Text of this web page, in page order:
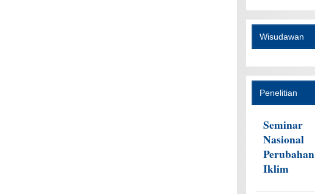
Wisudawan
Penelitian
Seminar
Nasional
Perubahan
Iklim